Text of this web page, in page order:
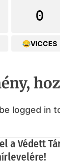
0
😂VICCES
logged in
a Védett